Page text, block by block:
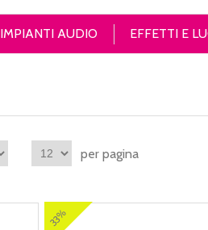
IMPIANTI AUDIO EFFETTI E
per pagina
33%